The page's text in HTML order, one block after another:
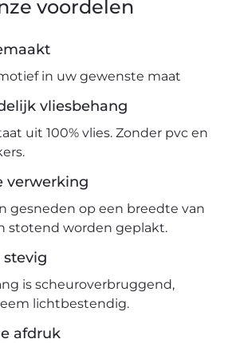
voordelen
in uw gewenste maat
vliesbehang
uit 100% vlies. Zonder pvc en
verwerking
gesneden op een breedte van
stotend worden geplakt.
stevig
is scheuroverbruggend,
lichtbestendig.
afdruk